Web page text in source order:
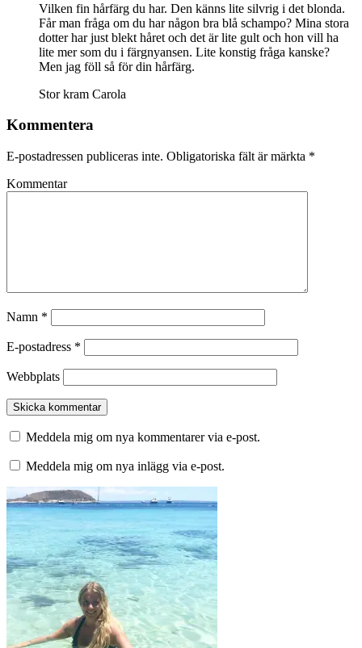
Vilken fin hårfärg du har. Den känns lite silvrig i det blonda.
Får man fråga om du har någon bra blå schampo? Mina stora
dotter har just blekt håret och det är lite gult och hon vill ha
lite mer som du i färgnyansen. Lite konstig fråga kanske?
Men jag föll så för din hårfärg.
Stor kram Carola
Kommentera
E-postadressen publiceras inte. Obligatoriska fält är märkta *
Kommentar
Namn *
E-postadress *
Webbplats
Meddela mig om nya kommentarer via e-post.
Meddela mig om nya inlägg via e-post.